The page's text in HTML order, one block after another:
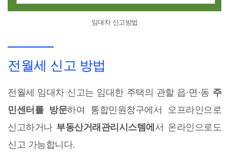
임대차 신고방법
전월세 신고 방법
전월세 임대차 신고는 임대한 주택의 관할 읍·면·동 주
민센터를 방문하여 통합민원창구에서 오프라인으로
신고하거나 부동산거래관리시스템에 서 온라인으로도
신고 가능합니다.